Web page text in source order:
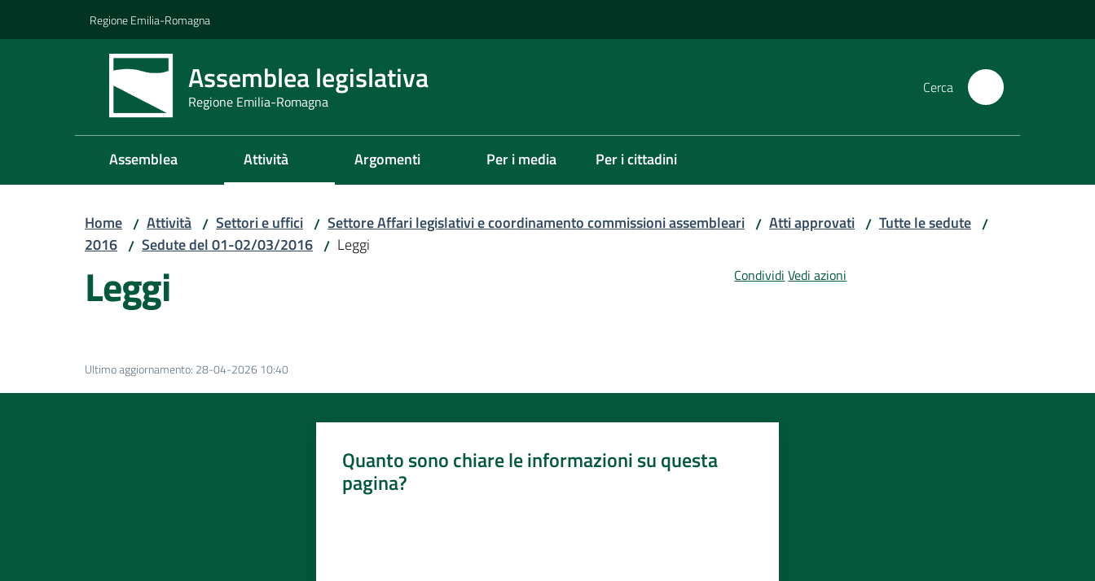
Regione Emilia-Romagna
Assemblea legislativa
Regione Emilia-Romagna
Cerca
Assemblea Attività Argomenti Per i media Per i cittadini
Home / Attività / Settori e uffici / Settore Affari legislativi e coordinamento commissioni assembleari / Atti approvati / Tutte le sedute /
2016 / Sedute del 01-02/03/2016 / Leggi
Leggi Condividi Vedi azioni
Ultimo aggiornamento: 28-04-2026 10:40
Quanto sono chiare le informazioni su questa
pagina?